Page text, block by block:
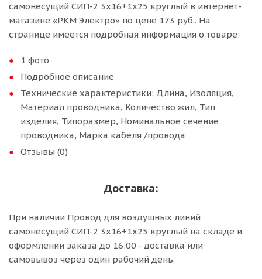
самонесущий СИП-2 3х16+1х25 круглый в интернет-
магазине «РКМ Электро» по цене 173 руб.. На
странице имеется подробная информация о товаре:
1 фото
Подробное описание
Технические характеристики: Длина, Изоляция,
Материал проводника, Количество жил, Тип
изделия, Типоразмер, Номинальное сечение
проводника, Марка кабеля /провода
Отзывы (0)
Доставка:
При наличии Провод для воздушных линий
самонесущий СИП-2 3х16+1х25 круглый на складе и
оформлении заказа до 16:00 - доставка или
самовывоз через один рабочий день.